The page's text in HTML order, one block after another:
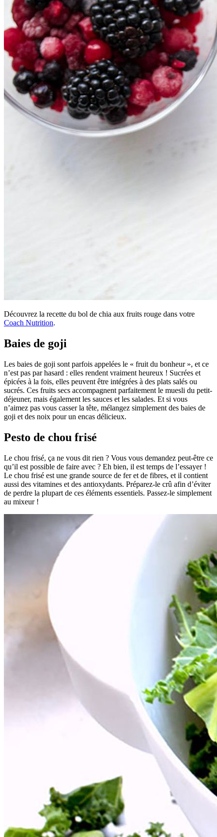
Découvrez la recette du bol de chia aux fruits rouge dans votre
Coach Nutrition.
Baies de goji
Les baies de goji sont parfois appelées le « fruit du bonheur », et ce
n’est pas par hasard : elles rendent vraiment heureux ! Sucrées et
épicées à la fois, elles peuvent être intégrées à des plats salés ou
sucrés. Ces fruits secs accompagnent parfaitement le muesli du petit-
déjeuner, mais également les sauces et les salades. Et si vous
n’aimez pas vous casser la tête, mélangez simplement des baies de
goji et des noix pour un encas délicieux.
Pesto de chou frisé
Le chou frisé, ça ne vous dit rien ? Vous vous demandez peut-être ce
qu’il est possible de faire avec ? Eh bien, il est temps de l’essayer !
Le chou frisé est une grande source de fer et de fibres, et il contient
aussi des vitamines et des antioxydants. Préparez-le crû afin d’éviter
de perdre la plupart de ces éléments essentiels. Passez-le simplement
au mixeur !